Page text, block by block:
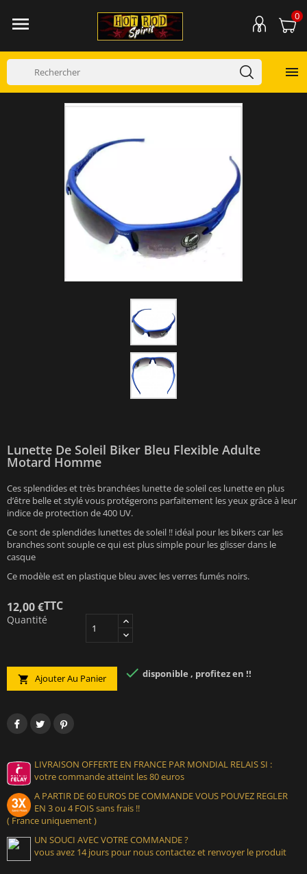
 0

Lunette De Soleil Biker Bleu Flexible Adulte
Motard Homme
Ces splendides et très branchées lunette de soleil ces lunette en plus
d’être belle et stylé vous protégerons parfaitement les yeux grâce à leur
indice de protection de 400 UV.
Ce sont de splendides lunettes de soleil !! idéal pour les bikers car les
branches sont souple ce qui est plus simple pour les glisser dans le
casque
Ce modèle est en plastique bleu avec les verres fumés noirs.
12,00 €TTC
Quantité
 Ajouter Au Panier  disponible , profitez en !!
LIVRAISON OFFERTE EN FRANCE PAR MONDIAL RELAIS SI :
votre commande atteint les 80 euros
A PARTIR DE 60 EUROS DE COMMANDE VOUS POUVEZ REGLER
EN 3 ou 4 FOIS sans frais !!
( France uniquement )
UN SOUCI AVEC VOTRE COMMANDE ?
vous avez 14 jours pour nous contactez et renvoyer le produit